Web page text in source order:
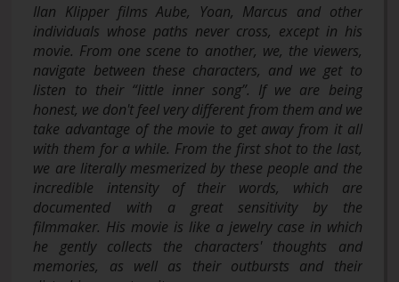
Ilan Klipper films Aube, Yoan, Marcus and other
individuals whose paths never cross, except in his
movie. From one scene to another, we, the viewers,
navigate between these characters, and we get to
listen to their “little inner song”. If we are being
honest, we don't feel very different from them and we
take advantage of the movie to get away from it all
with them for a while. From the first shot to the last,
we are literally mesmerized by these people and the
incredible intensity of their words, which are
documented with a great sensitivity by the
filmmaker. His movie is like a jewelry case in which
he gently collects the characters' thoughts and
memories, as well as their outbursts and their